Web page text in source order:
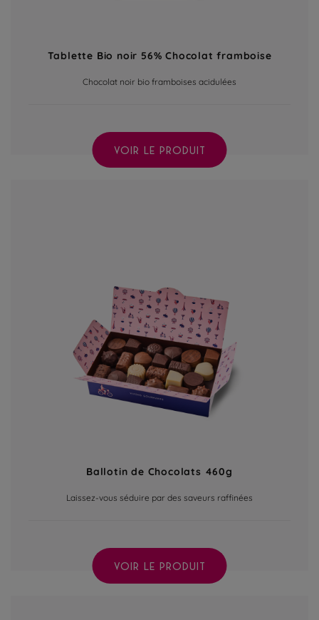
Tablette Bio noir 56% Chocolat framboise
Chocolat noir bio framboises acidulées
VOIR LE PRODUIT
Ballotin de Chocolats 460g
Laissez-vous séduire par des saveurs raffinées
VOIR LE PRODUIT